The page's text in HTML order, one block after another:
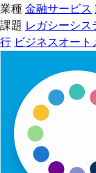
業種金融サービス
課題 レガシーシ
行 ビジネスオート